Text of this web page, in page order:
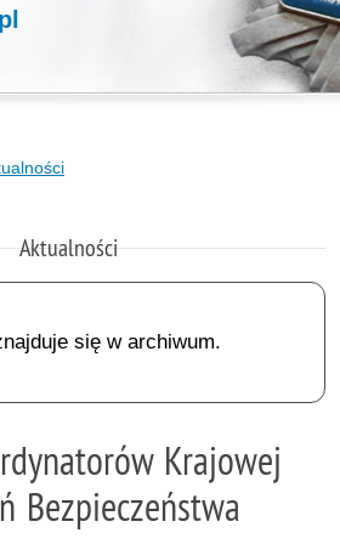
Aktualności
się w archiwum.
Krajowej
Bezpieczeństwa